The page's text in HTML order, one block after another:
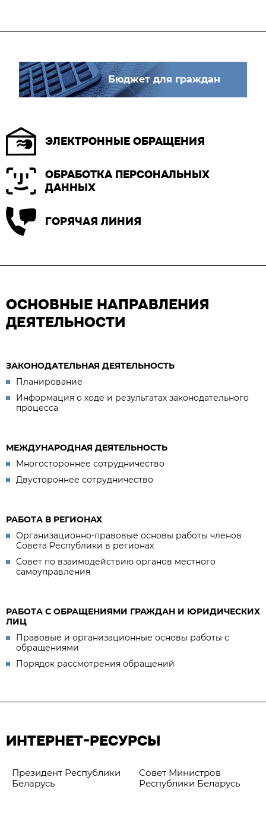
Бюджет для граждан
ЭЛЕКТРОННЫЕ ОБРАЩЕНИЯ
ОБРАБОТКА ПЕРСОНАЛЬНЫХ
ДАННЫХ
ГОРЯЧАЯ ЛИНИЯ
ОСНОВНЫЕ НАПРАВЛЕНИЯ
ДЕЯТЕЛЬНОСТИ
ЗАКОНОДАТЕЛЬНАЯ ДЕЯТЕЛЬНОСТЬ
Планирование
Информация о ходе и результатах законодательного
процесса
МЕЖДУНАРОДНАЯ ДЕЯТЕЛЬНОСТЬ
Многостороннее сотрудничество
Двустороннее сотрудничество
РАБОТА В РЕГИОНАХ
Организационно-правовые основы работы членов
Совета Республики в регионах
Совет по взаимодействию органов местного
самоуправления
РАБОТА С ОБРАЩЕНИЯМИ ГРАЖДАН И ЮРИДИЧЕСКИХ
ЛИЦ
Правовые и организационные основы работы с
обращениями
Порядок рассмотрения обращений
ИНТЕРНЕТ-РЕСУРСЫ
Президент Республики
Беларусь
Совет Министров
Республики Беларусь